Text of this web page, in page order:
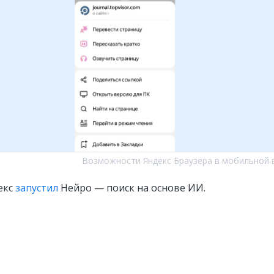
Возможности Яндекс Браузера в мобильной
запустил Нейро — поиск на основе ИИ.